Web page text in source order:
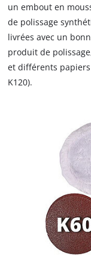
un embout en
de polissage
livrées avec un
produit de
et différents
K120).